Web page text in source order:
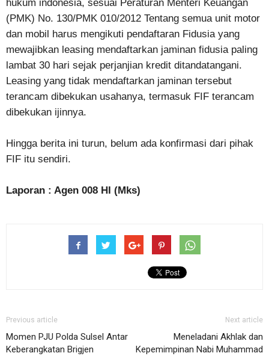
hukum indonesia, sesuai Peraturan Menteri Keuangan
(PMK) No. 130/PMK 010/2012 Tentang semua unit motor
dan mobil harus mengikuti pendaftaran Fidusia yang
mewajibkan leasing mendaftarkan jaminan fidusia paling
lambat 30 hari sejak perjanjian kredit ditandatangani.
Leasing yang tidak mendaftarkan jaminan tersebut
terancam dibekukan usahanya, termasuk FIF terancam
dibekukan ijinnya.
Hingga berita ini turun, belum ada konfirmasi dari pihak
FIF itu sendiri.
Laporan : Agen 008 HI (Mks)
Previous article
Momen PJU Polda Sulsel Antar
Keberangkatan Brigjen
Next article
Meneladani Akhlak dan
Kepemimpinan Nabi Muhammad